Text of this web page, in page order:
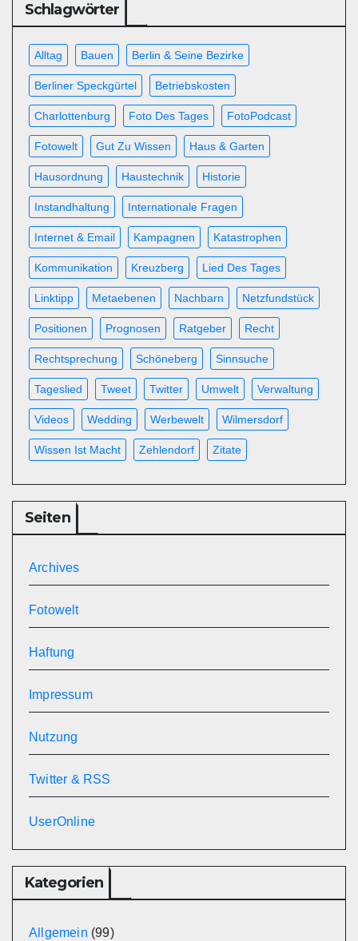
Schlagwörter
Alltag Bauen Berlin & Seine Bezirke
Berliner Speckgürtel Betriebskosten
Charlottenburg Foto Des Tages FotoPodcast
Fotowelt Gut Zu Wissen Haus & Garten
Hausordnung Haustechnik Historie
Instandhaltung Internationale Fragen
Internet & Email Kampagnen Katastrophen
Kommunikation Kreuzberg Lied Des Tages
Linktipp Metaebenen Nachbarn Netzfundstück
Positionen Prognosen Ratgeber Recht
Rechtsprechung Schöneberg Sinnsuche
Tageslied Tweet Twitter Umwelt Verwaltung
Videos Wedding Werbewelt Wilmersdorf
Wissen Ist Macht Zehlendorf Zitate
Seiten
Archives
Fotowelt
Haftung
Impressum
Nutzung
Twitter & RSS
UserOnline
Kategorien
Allgemein (99)